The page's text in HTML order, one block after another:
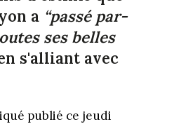
a “passé par-
ses belles
s'alliant avec
publié ce jeudi